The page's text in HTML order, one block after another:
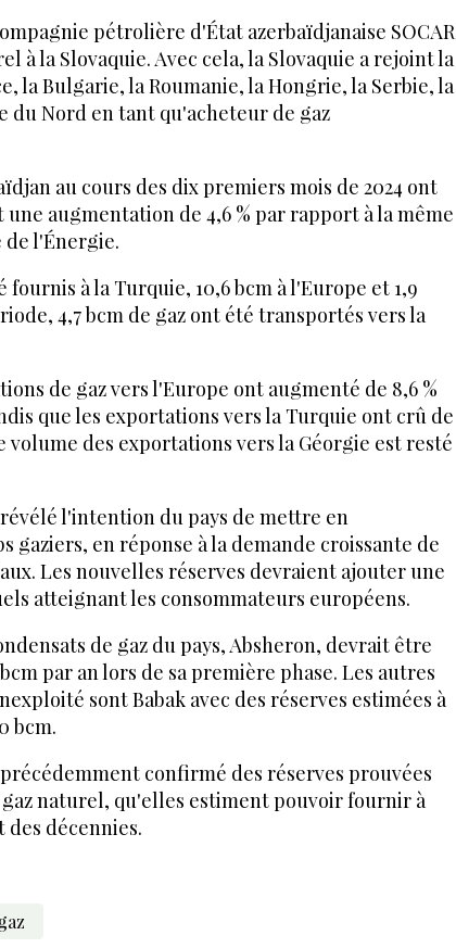
pétrolière d'État azerbaïdjanaise SOCAR
à la Slovaquie. Avec cela, la Slovaquie a rejoint la
la Bulgarie, la Roumanie, la Hongrie, la Serbie, la
du Nord en tant qu'acheteur de gaz
au cours des dix premiers mois de 2024 ont
augmentation de 4,6 % par rapport à la même
de l'Énergie.
à la Turquie, 10,6 bcm à l'Europe et 1,9
4,7 bcm de gaz ont été transportés vers la
de gaz vers l'Europe ont augmenté de 8,6 %
que les exportations vers la Turquie ont crû de
volume des exportations vers la Géorgie est resté
l'intention du pays de mettre en
gaziers, en réponse à la demande croissante de
Les nouvelles réserves devraient ajouter une
atteignant les consommateurs européens.
de gaz du pays, Absheron, devrait être
par an lors de sa première phase. Les autres
sont Babak avec des réserves estimées à
bcm.
confirmé des réserves prouvées
naturel, qu'elles estiment pouvoir fournir à
décennies.